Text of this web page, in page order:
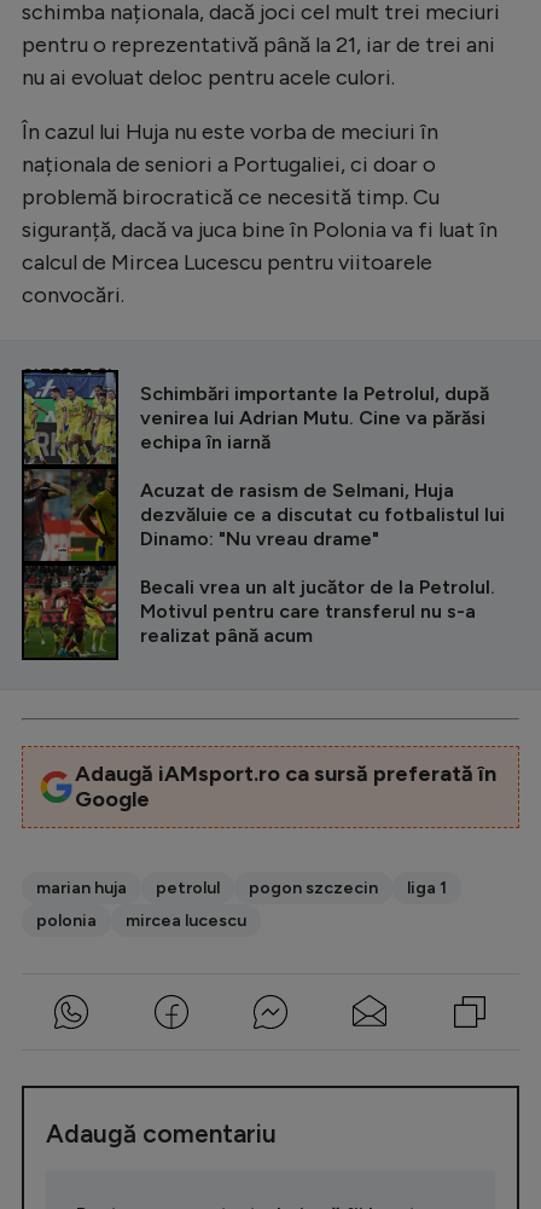
schimba naționala, dacă joci cel mult trei meciuri
pentru o reprezentativă până la 21, iar de trei ani
nu ai evoluat deloc pentru acele culori.
În cazul lui Huja nu este vorba de meciuri în
naționala de seniori a Portugaliei, ci doar o
problemă birocratică ce necesită timp. Cu
siguranță, dacă va juca bine în Polonia va fi luat în
calcul de Mircea Lucescu pentru viitoarele
convocări.
CITEȘTE ȘI
Schimbări importante la Petrolul, după
venirea lui Adrian Mutu. Cine va părăsi
echipa în iarnă
Acuzat de rasism de Selmani, Huja
dezvăluie ce a discutat cu fotbalistul lui
Dinamo: "Nu vreau drame"
Becali vrea un alt jucător de la Petrolul.
Motivul pentru care transferul nu s-a
realizat până acum
Adaugă iAMsport.ro ca sursă preferată în
Google
marian huja petrolul pogon szczecin
liga 1
polonia
mircea lucescu
Adaugă comentariu